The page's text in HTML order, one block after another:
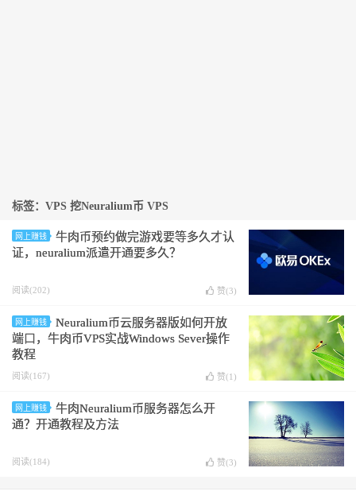
标签：VPS 挖Neuralium币 VPS
网上赚钱
牛肉币预约做完游戏要等多久才认
证，neuralium派遣开通要多久？
阅读(202) 赞(3)
网上赚钱
Neuralium币云服务器版如何开放
端口，牛肉币VPS实战Windows Sever操作
教程
阅读(167) 赞(1 )
网上赚钱
牛肉Neuralium币服务器怎么开
通？开通教程及方法
阅读(184) 赞(3)